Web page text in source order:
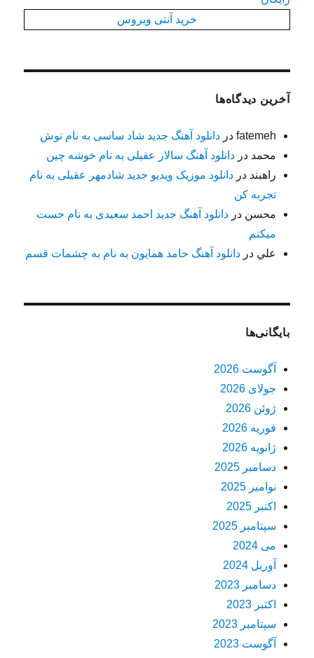
خرید آنتی ویروس
آخرین دیدگاه‌ها
fatemeh دردانلود آهنگ جدید شاد ساسی به نام نوش
محمد دردانلود آهنگ سالار عقیلی به نام خوشه چین
راهبند دردانلود موزیک ویدیو جدید شادمهر عقیلی به نام
تجربه کن
محسن دردانلود آهنگ جدید احمد سعیدی به نام حست
میکنم
علي دردانلود آهنگ حامد همایون به نام به چشمات قسم
بایگانی‌ها
آگوست 2026
جولای 2026
ژوئن 2026
فوریه 2026
ژانویه 2026
دسامبر 2025
نوامبر 2025
اکتبر 2025
سپتامبر 2025
می 2024
آوریل 2024
دسامبر 2023
اکتبر 2023
سپتامبر 2023
آگوست 2023